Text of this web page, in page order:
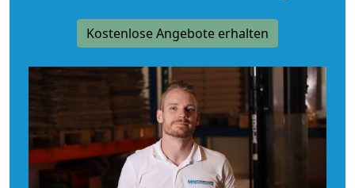
Kostenlose Angebote erhalten